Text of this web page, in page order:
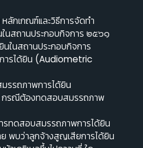
ลักเกณฑ์และวิธีการจัดทํา
นสถานประกอบกิจการ ๒๕๖๑
ในสถานประกอบกิจการ
ารได้ยิน (Audiometric
รรถภาพการได้ยิน
รณีต้องทดสอบสมรรถภาพ
ทดสอบสมรรถภาพการได้ยิน
พบว่าลูกจ้างสูญเสียการได้ยิน